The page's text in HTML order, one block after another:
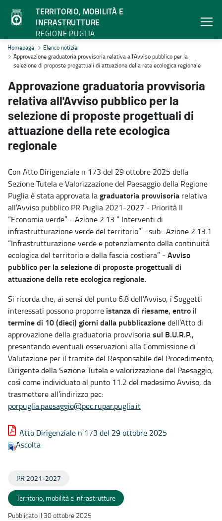
TERRITORIO, MOBILITÀ E
INFRASTRUTTURE
REGIONE PUGLIA
Approvazione graduatoria provvisoria relativa all'Avviso
Homepage
Elenco notizie
Approvazione graduatoria provvisoria relativa all'Avviso pubblico per la
selezione di proposte progettuali di attuazione della rete ecologica regionale
Approvazione graduatoria provvisoria
relativa all'Avviso pubblico per la
selezione di proposte progettuali di
attuazione della rete ecologica
regionale
Con Atto Dirigenziale n 173 del 29 ottobre 2025 della
Sezione Tutela e Valorizzazione del Paesaggio della Regione
Puglia è stata approvata lagraduatoria provvisoria relativa
all’Avviso pubblico PR Puglia 2021-2027 - Priorità II
“Economia verde” - Azione 2.13 “ Interventi di
infrastrutturazione verde del territorio” - sub- Azione 2.13.1
“Infrastrutturazione verde e potenziamento della continuità
ecologica del territorio e della fascia costiera” - Avviso
pubblico per la selezione di proposte progettuali di
attuazione della rete ecologica regionale.
Si ricorda che, ai sensi del punto 6.8 dell’Avviso, i Soggetti
interessati possono proporre istanza di riesame, entro il
termine di 10 (dieci) giorni dalla pubblicazionedell’Atto di
approvazione della graduatoria provvisoriasul B.U.R.P.,
presentando eventuali osservazioni alla Commissione di
Valutazione per il tramite del Responsabile del Procedimento,
Dirigente della Sezione Tutela e valorizzazione del Paesaggio,
così come individuato al punto 11.2 del medesimo Avviso, da
trasmettere all’indirizzo pec:
porpuglia.paesaggio@pec.rupar.puglia.it
Atto Dirigenziale n 173 del 29 ottobre 2025
Ascolta
PR 2021-2027
Territorio, mobilità e infrastrutture
Pubblicato il 30 ottobre 2025